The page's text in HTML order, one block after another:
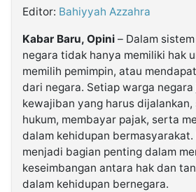
Kabarbaru.co
Editor: Bahiyyah Azzahra
Kabar Baru, Opini – Dalam
negara tidak hanya memiliki hak
memilih pemimpin, atau
dari negara. Setiap warga negara
kewajiban yang harus
hukum, membayar pajak, serta
dalam kehidupan
menjadi bagian penting dalam
keseimbangan antara hak dan
dalam kehidupan bernegara.